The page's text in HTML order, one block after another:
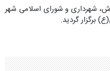
شهرداری و شورای اسلامی شهر
برگزار گردید.